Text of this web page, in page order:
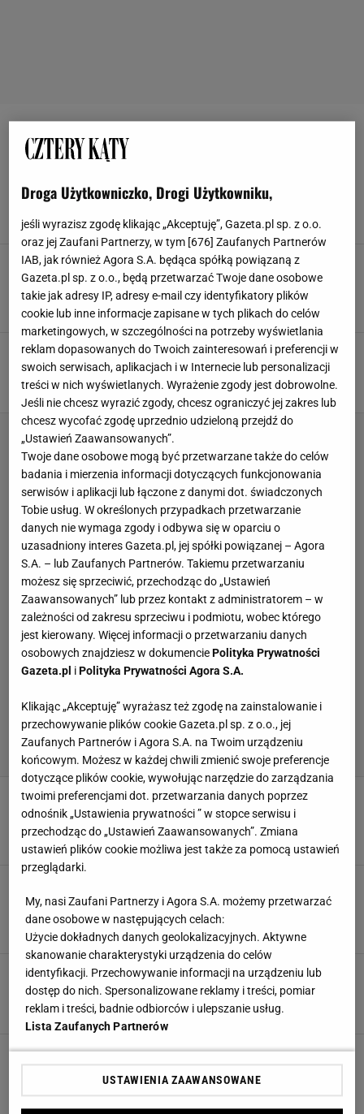
SMEG
Legendarne sprzęty SMEG zachwycają
designem
LODÓWKA SMEG MEDIA EXPERT SMEG SMEG CZAJNIK
Sprzęty marki SMEG należą już do kultowych.
Mają piękne pastelowe kolory, a ceny?
Atrakcyjne
BLENDER CZAJNIK EKSPRES DO KAWY SMEG
Myślałam, że dobra kawa wymaga baristy. Ten
ekspres zrobił ją lepiej niż w kawiarni
AGD EKSPRESY DO KAWY FILIŻANKI KUBKI
Ten kubek termiczny ma świetny design i długo
trzyma ciepło. Będziesz chciała mieć go
zawsze przy sobie
KUBEK TERMICZNY SMEG SMEG CZAJNIK SMEG EKSPRES
fenomenu. SMEG od lat bije rekordy. Jego
cena? Powala
AGD KUCHNIA MARKA SMEG
SMEG - kolorowe lodówki, w których zakochał
się świat
AGD KUCHNIA LODÓWKA SMEG
Kultowe kolorowe lodówki SMEG
Droga Użytkowniczko, Drogi Użytkowniku,
jeśli wyrazisz zgodę klikając „Akceptuję”, Gazeta.pl sp. z o.o.
oraz jej Zaufani Partnerzy, w tym [676] Zaufanych Partnerów
IAB, jak również Agora S.A. będąca spółką powiązaną z
Gazeta.pl sp. z o.o., będą przetwarzać Twoje dane osobowe
takie jak adresy IP, adresy e-mail czy identyfikatory plików
cookie lub inne informacje zapisane w tych plikach do celów
marketingowych, w szczególności na potrzeby wyświetlania
reklam dopasowanych do Twoich zainteresowań i preferencji w
swoich serwisach, aplikacjach i w Internecie lub personalizacji
treści w nich wyświetlanych. Wyrażenie zgody jest dobrowolne.
Jeśli nie chcesz wyrazić zgody, chcesz ograniczyć jej zakres lub
chcesz wycofać zgodę uprzednio udzieloną przejdź do
„Ustawień Zaawansowanych”.
Twoje dane osobowe mogą być przetwarzane także do celów
badania i mierzenia informacji dotyczących funkcjonowania
serwisów i aplikacji lub łączone z danymi dot. świadczonych
Tobie usług. W określonych przypadkach przetwarzanie
danych nie wymaga zgody i odbywa się w oparciu o
uzasadniony interes Gazeta.pl, jej spółki powiązanej – Agora
S.A. – lub Zaufanych Partnerów. Takiemu przetwarzaniu
możesz się sprzeciwić, przechodząc do „Ustawień
Zaawansowanych” lub przez kontakt z administratorem – w
zależności od zakresu sprzeciwu i podmiotu, wobec którego
jest kierowany. Więcej informacji o przetwarzaniu danych
osobowych znajdziesz w dokumenciePolityka Prywatności
Gazeta.pl iPolityka Prywatności Agora S.A.
Klikając „Akceptuję” wyrażasz też zgodę na zainstalowanie i
przechowywanie plików cookie Gazeta.pl sp. z o.o., jej
Zaufanych Partnerów i Agora S.A. na Twoim urządzeniu
końcowym. Możesz w każdej chwili zmienić swoje preferencje
dotyczące plików cookie, wywołując narzędzie do zarządzania
twoimi preferencjami dot. przetwarzania danych poprzez
odnośnik „Ustawienia prywatności ” w stopce serwisu i
przechodząc do „Ustawień Zaawansowanych”. Zmiana
ustawień plików cookie możliwa jest także za pomocą ustawień
przeglądarki.
My, nasi Zaufani Partnerzy i Agora S.A. możemy przetwarzać
dane osobowe w następujących celach:
Użycie dokładnych danych geolokalizacyjnych. Aktywne
skanowanie charakterystyki urządzenia do celów
identyfikacji. Przechowywanie informacji na urządzeniu lub
dostęp do nich. Spersonalizowane reklamy i treści, pomiar
reklam i treści, badnie odbiorców i ulepszanie usług.
Lista Zaufanych Partnerów
USTAWIENIA ZAAWANSOWANE